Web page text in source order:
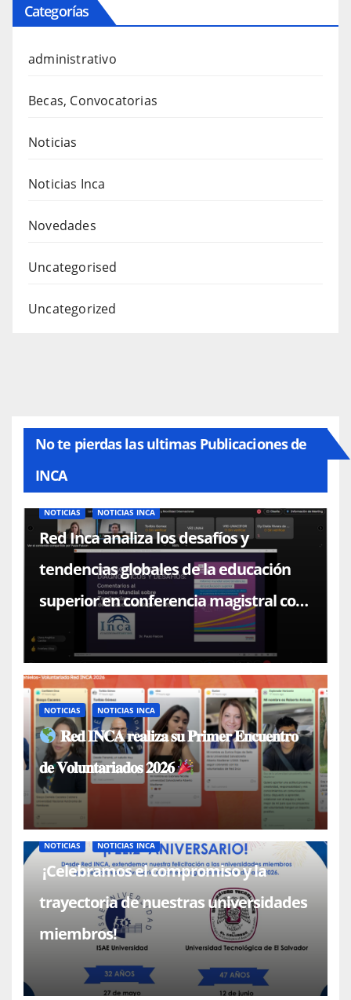
Categorías
administrativo
Becas, Convocatorias
Noticias
Noticias Inca
Novedades
Uncategorised
Uncategorized
No te pierdas las ultimas Publicaciones de
INCA
NOTICIAS NOTICIAS INCA
Red Inca analiza los desafíos y
tendencias globales de la educación
superior en conferencia magistral con
el Dr. Paulo Falcón
NOTICIAS NOTICIAS INCA
𝐑𝐞𝐝 𝐈𝐍𝐂𝐀 𝐫𝐞𝐚𝐥𝐢𝐳𝐚 𝐬𝐮 𝐏𝐫𝐢𝐦𝐞𝐫 𝐄𝐧𝐜𝐮𝐞𝐧𝐭𝐫𝐨
𝐝𝐞 𝐕𝐨𝐥𝐮𝐧𝐭𝐚𝐫𝐢𝐚𝐝𝐨𝐬 𝟐𝟎𝟐𝟔
NOTICIAS NOTICIAS INCA
¡Celebramos el compromiso y la
trayectoria de nuestras universidades
miembros!